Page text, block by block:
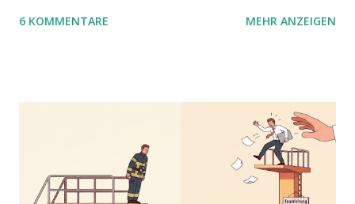
sie Ihnen vor.
6 KOMMENTARE MEHR ANZEIGEN